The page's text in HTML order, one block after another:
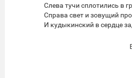
Слева тучи сплотились в
Справа свет и зовущий
И кудыкинский в сердце